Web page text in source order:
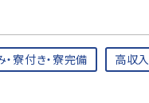
寮付き・寮完備 高収入